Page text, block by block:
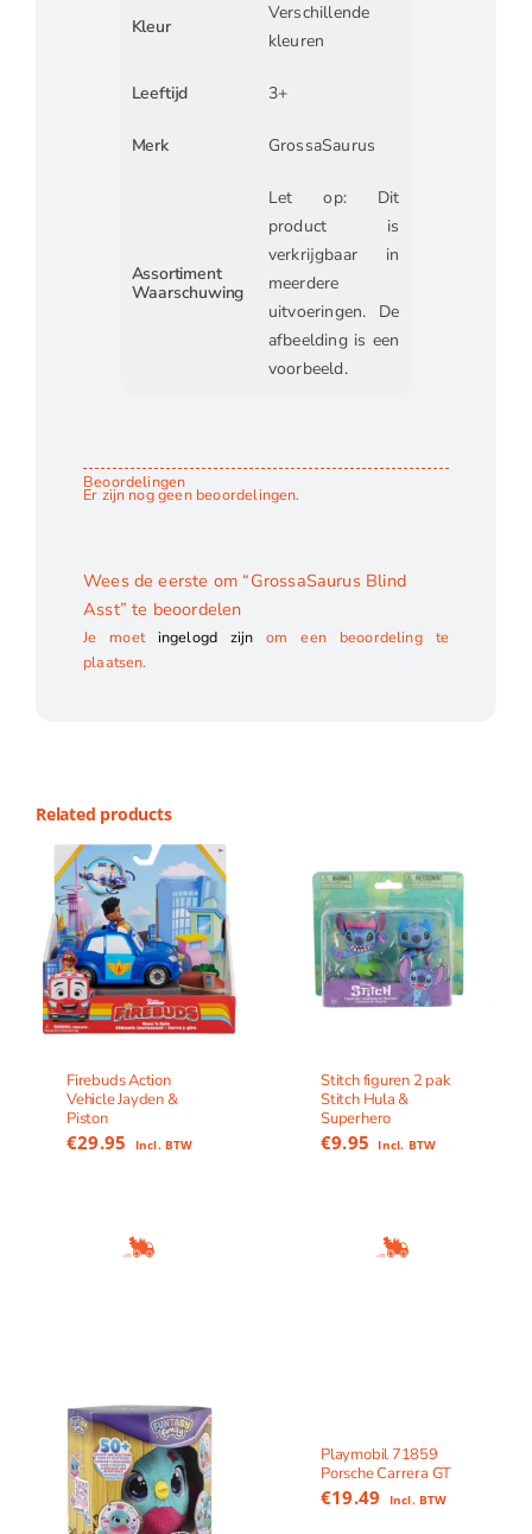
Kleur
Verschillende
kleuren
Leeftijd 3+
Merk GrossaSaurus
Assortiment
Waarschuwing
Let op: Dit
product is
verkrijgbaar in
meerdere
uitvoeringen. De
afbeelding is een
voorbeeld.
Beoordelingen
Er zijn nog geen beoordelingen.
Wees de eerste om “GrossaSaurus Blind
Asst” te beoordelen
Je moet ingelogd zijn om een beoordeling te
plaatsen.
Related products
Firebuds Action
Vehicle Jayden &
Piston
€29.95 Incl. BTW
Stitch figuren 2 pak
Stitch Hula &
Superhero
€9.95 Incl. BTW
Playmobil 71859
Porsche Carrera GT
€19.49 Incl. BTW